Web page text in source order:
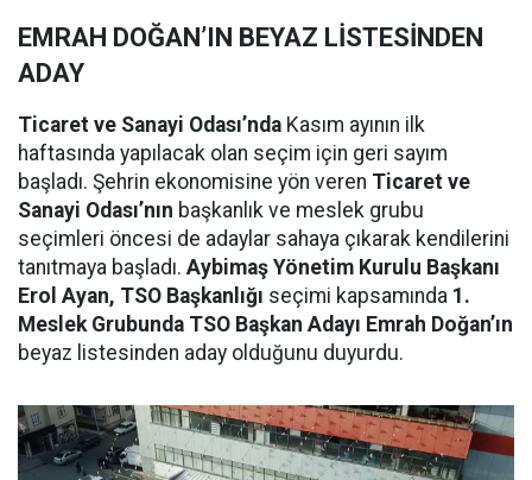
EMRAH DOĞAN’IN BEYAZ LİSTESİNDEN
ADAY
Ticaret ve Sanayi Odası’nda Kasım ayının ilk
haftasında yapılacak olan seçim için geri sayım
başladı. Şehrin ekonomisine yön veren Ticaret ve
Sanayi Odası’nın başkanlık ve meslek grubu
seçimleri öncesi de adaylar sahaya çıkarak kendilerini
tanıtmaya başladı. Aybimaş Yönetim Kurulu Başkanı
Erol Ayan, TSO Başkanlığı seçimi kapsamında 1.
Meslek Grubunda TSO Başkan Adayı Emrah Doğan’ın
beyaz listesinden aday olduğunu duyurdu.